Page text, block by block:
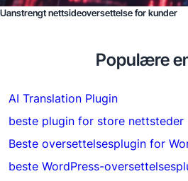
Uanstrengt nettsideoversettelse for kunder
Populære
AI Translation Plugin
beste plugin for store nettsteder
Beste oversettelsesplugin for
beste WordPress-